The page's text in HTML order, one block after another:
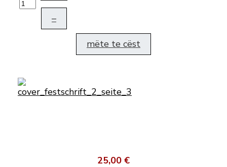
–
mëte te cëst
25,00 €